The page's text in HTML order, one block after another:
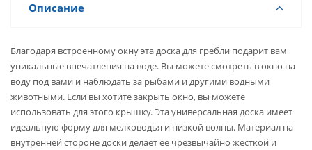
Описание
Благодаря встроенному окну эта доска для гребли подарит вам
уникальные впечатления на воде. Вы можете смотреть в окно на
воду под вами и наблюдать за рыбами и другими водными
животными. Если вы хотите закрыть окно, вы можете
использовать для этого крышку. Эта универсальная доска имеет
идеальную форму для мелководья и низкой волны. Материал на
внутренней стороне доски делает ее чрезвычайно жесткой и